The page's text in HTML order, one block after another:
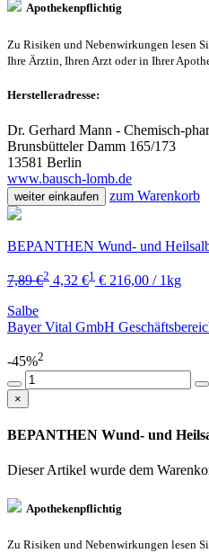
Apothekenpflichtig
Zu Risiken und Nebenwirkungen lesen
Ihre Ärztin, Ihren Arzt oder in Ihrer
Herstelleradresse:
Dr. Gerhard Mann - Chemisch-
Brunsbütteler Damm 165/173
13581 Berlin
www.bausch-lomb.de
weiter einkaufen zum Warenkorb
BEPANTHEN Wund- und
7,89 €2 4,32 €1 € 216,00 / 1kg
Salbe
Bayer Vital GmbH
-45%2
×
BEPANTHEN Wund- und
Dieser Artikel wurde dem
Apothekenpflichtig
Zu Risiken und Nebenwirkungen lesen